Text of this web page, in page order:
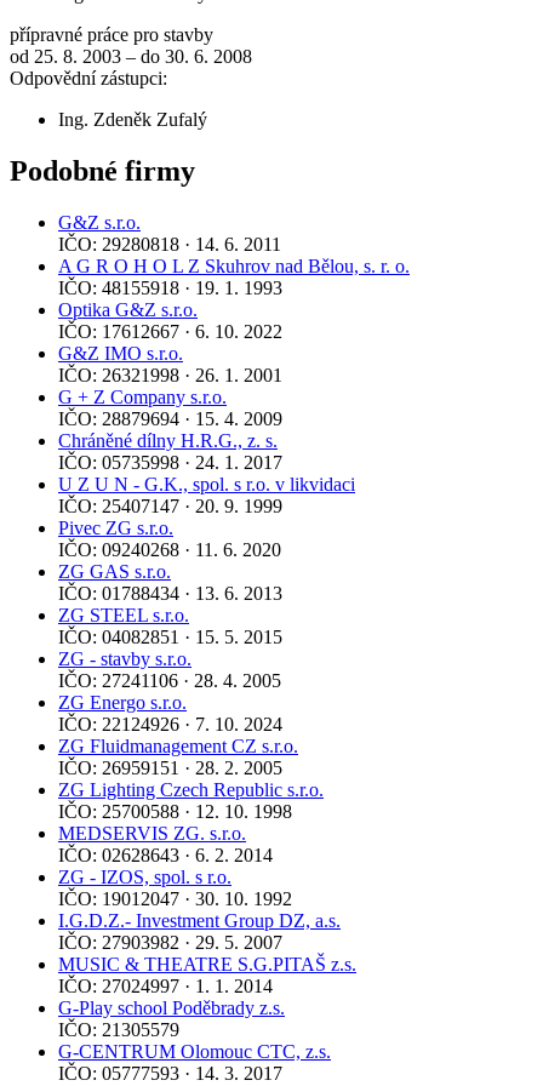
přípravné práce pro stavby
od 25. 8. 2003 – do 30. 6. 2008
Odpovědní zástupci:
Ing. Zdeněk Zufalý
Podobné firmy
G&Z s.r.o.
IČO: 29280818 · 14. 6. 2011
A G R O H O L Z Skuhrov nad Bělou, s. r. o.
IČO: 48155918 · 19. 1. 1993
Optika G&Z s.r.o.
IČO: 17612667 · 6. 10. 2022
G&Z IMO s.r.o.
IČO: 26321998 · 26. 1. 2001
G + Z Company s.r.o.
IČO: 28879694 · 15. 4. 2009
Chráněné dílny H.R.G., z. s.
IČO: 05735998 · 24. 1. 2017
U Z U N - G.K., spol. s r.o. v likvidaci
IČO: 25407147 · 20. 9. 1999
Pivec ZG s.r.o.
IČO: 09240268 · 11. 6. 2020
ZG GAS s.r.o.
IČO: 01788434 · 13. 6. 2013
ZG STEEL s.r.o.
IČO: 04082851 · 15. 5. 2015
ZG - stavby s.r.o.
IČO: 27241106 · 28. 4. 2005
ZG Energo s.r.o.
IČO: 22124926 · 7. 10. 2024
ZG Fluidmanagement CZ s.r.o.
IČO: 26959151 · 28. 2. 2005
ZG Lighting Czech Republic s.r.o.
IČO: 25700588 · 12. 10. 1998
MEDSERVIS ZG. s.r.o.
IČO: 02628643 · 6. 2. 2014
ZG - IZOS, spol. s r.o.
IČO: 19012047 · 30. 10. 1992
I.G.D.Z.- Investment Group DZ, a.s.
IČO: 27903982 · 29. 5. 2007
MUSIC & THEATRE S.G.PITAŠ z.s.
IČO: 27024997 · 1. 1. 2014
G-Play school Poděbrady z.s.
IČO: 21305579
G-CENTRUM Olomouc CTC, z.s.
IČO: 05777593 · 14. 3. 2017